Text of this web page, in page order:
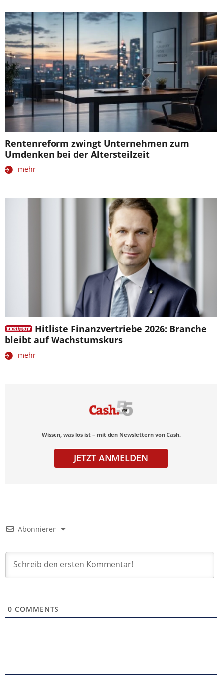
Rentenreform zwingt Unternehmen zum
Umdenken bei der Altersteilzeit
mehr
Hitliste Finanzvertriebe 2026: Branche
bleibt auf Wachstumskurs
mehr
Wissen, was los ist – mit den Newslettern von Cash.
JETZT ANMELDEN
Abonnieren
0 COMMENTS